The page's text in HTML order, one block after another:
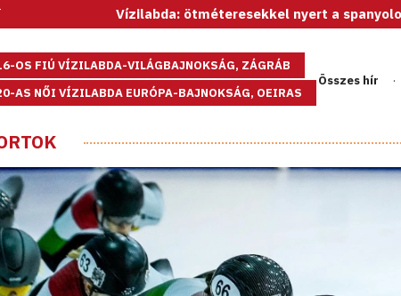
Vízilabda: ötméteresekkel nyert a spanyolok elleni
OS FIÚ VÍZILABDA-VILÁGBAJNOKSÁG, ZÁGRÁB
AS NŐI VÍZILABDA EURÓPA-BAJNOKSÁG, OEIRAS
Összes hír